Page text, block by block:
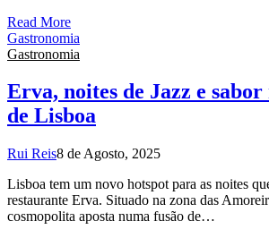
Read More
Gastronomia
Gastronomia
Erva, noites de Jazz e sabor
de Lisboa
Rui Reis8 de Agosto, 2025
Lisboa tem um novo hotspot para as noites
restaurante Erva. Situado na zona das
cosmopolita aposta numa fusão de…